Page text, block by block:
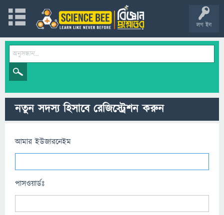
লগ ইন
নতুন সদস্য হিসাবে রেজিস্ট্রেশন করুন
আমার ইউজারনেইম
পাসওয়ার্ডঃ